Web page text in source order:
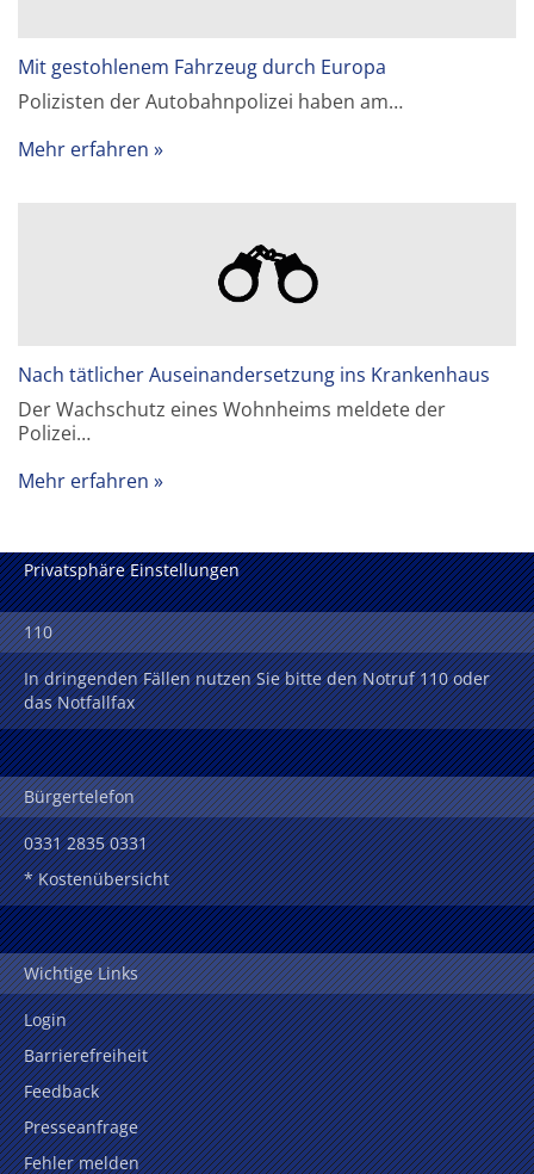
Mit gestohlenem Fahrzeug durch Europa
Polizisten der Autobahnpolizei haben am…
Mehr erfahren
Nach tätlicher Auseinandersetzung ins Krankenhaus
Der Wachschutz eines Wohnheims meldete der
Polizei…
Mehr erfahren
Privatsphäre Einstellungen
110
In dringenden Fällen nutzen Sie bitte den Notruf 110 oder
das Notfallfax
Bürgertelefon
0331 2835 0331
* Kostenübersicht
Wichtige Links
Login
Barrierefreiheit
Feedback
Presseanfrage
Fehler melden